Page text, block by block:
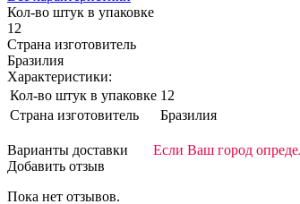
Кол-во штук в упаковке
12
Страна изготовитель
Бразилия
Характеристики:
Кол-во штук в упаковке 12
Страна изготовитель
Бразилия
Варианты доставки
Если Ваш город
Добавить отзыв
Пока нет отзывов.